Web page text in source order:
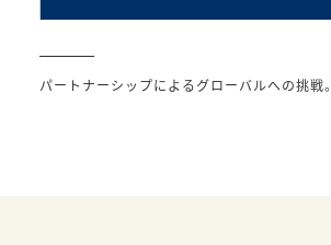
パートナーシップによるグローバルへの挑戦。